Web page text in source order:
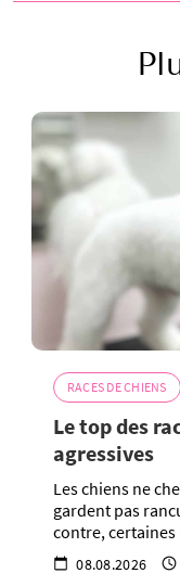
RACES DE CHIENS
Le top des
agressives
Les chiens ne
gardent pas
contre, certaines
08.08.2026